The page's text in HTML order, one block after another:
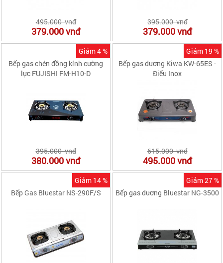
495.000 vnđ
379.000vnđ
395.000 vnđ
379.000vnđ
Bếp gas chén đồng kính cường
lực FUJISHI FM-H10-D
395.000 vnđ
380.000vnđ
Giảm 4 %
Bếp gas dương Kiwa KW-65ES -
Điếu Inox
615.000 vnđ
495.000vnđ
Giảm 19 %
Bếp Gas Bluestar NS-290F/S
Giảm 14 %
Bếp gas dương Bluestar NG-3500
Giảm 27 %